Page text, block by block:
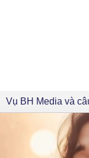
Vụ BH Media và